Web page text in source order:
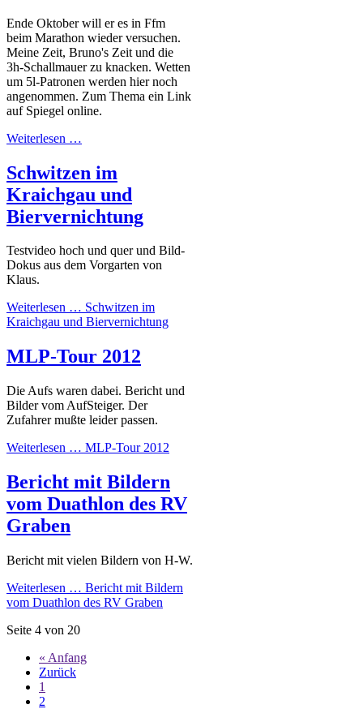
Ende Oktober will er es in Ffm
beim Marathon wieder versuchen.
Meine Zeit, Bruno's Zeit und die
3h-Schallmauer zu knacken. Wetten
um 5l-Patronen werden hier noch
angenommen. Zum Thema ein Link
auf Spiegel online.
Weiterlesen …
Schwitzen im
Kraichgau und
Biervernichtung
Testvideo hoch und quer und Bild-
Dokus aus dem Vorgarten von
Klaus.
Weiterlesen … Schwitzen im
Kraichgau und Biervernichtung
MLP-Tour 2012
Die Aufs waren dabei. Bericht und
Bilder vom AufSteiger. Der
Zufahrer mußte leider passen.
Weiterlesen … MLP-Tour 2012
Bericht mit Bildern
vom Duathlon des RV
Graben
Bericht mit vielen Bildern von H-W.
Weiterlesen … Bericht mit Bildern
vom Duathlon des RV Graben
Seite 4 von 20
« Anfang
Zurück
1
2